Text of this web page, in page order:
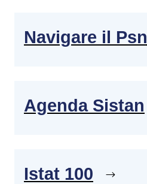
Navigare il Psn
Agenda Sistan
Istat 100